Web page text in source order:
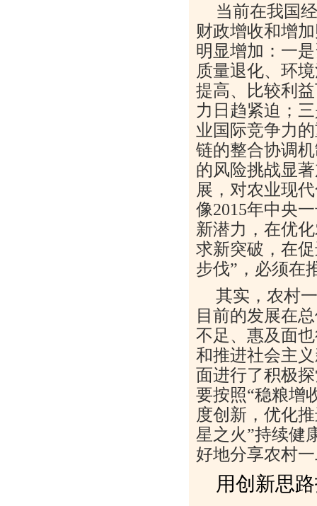
当前在我国
财政增收和增
明显增加：一
质量退化、环
提高、比较利
力日趋紧迫；
业国际竞争力
链的整合协调
的风险挑战显
展，对农业现
像2015年中央
新潜力，在优
求新突破，在
步伐”，必须在
其实，农村
目前的发展在
不足、惠及面
和推进社会主
面进行了积极
要按照“稳粮增
度创新，优化
星之火”持续健
好地分享农村
用创新思